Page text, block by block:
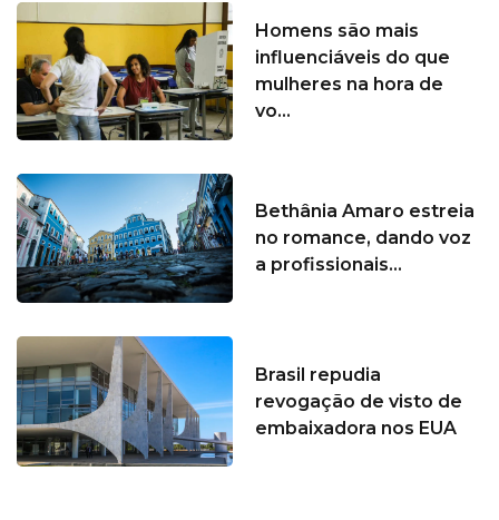
Homens são mais
influenciáveis do que
mulheres na hora de
vo...
Bethânia Amaro estreia
no romance, dando voz
a profissionais...
Brasil repudia
revogação de visto de
embaixadora nos EUA